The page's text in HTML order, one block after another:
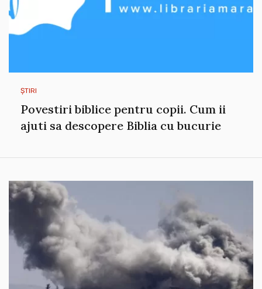
ȘTIRI
Povestiri biblice pentru copii. Cum ii
ajuti sa descopere Biblia cu bucurie